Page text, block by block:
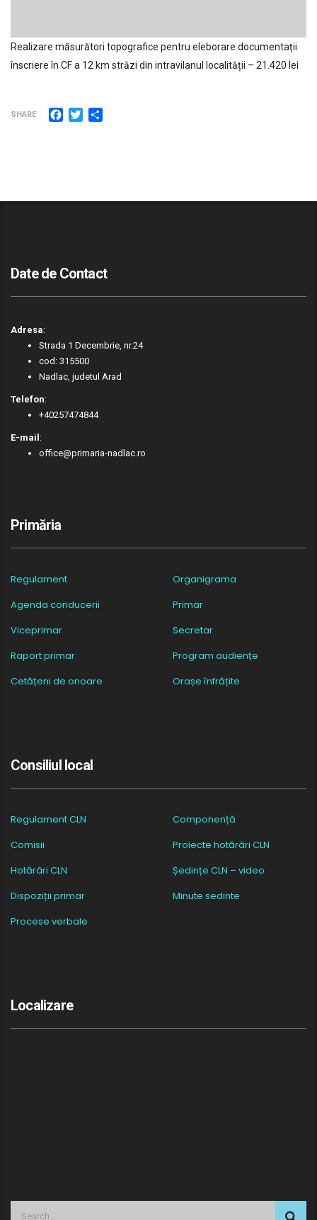
Realizare măsurători topografice pentru eleborare documentații
înscriere în CF a 12 km străzi din intravilanul localității – 21.420 lei
SHARE Facebook
Twitter
Date de Contact
Adresa:
Strada 1 Decembrie, nr.24
cod: 315500
Nadlac, judetul Arad
Telefon:
+40257474844
E-mail:
office@primaria-nadlac.ro
Primăria
Regulament
Organigrama
Agenda conducerii
Primar
Viceprimar
Secretar
Raport primar
Program audiențe
Cetățeni de onoare
Orașe înfrățite
Consiliul local
Regulament CLN
Componență
Comisii
Proiecte hotărâri CLN
Hotărâri CLN
Ședințe CLN – video
Dispoziții primar
Minute sedinte
Procese verbale
Localizare